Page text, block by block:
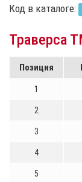
Код в каталоге:
Траверса
Позиция
1
2
3
4
5